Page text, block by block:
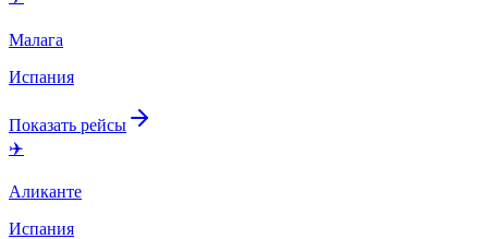
Малага
Испания
Показать рейсы
✈️
Аликанте
Испания